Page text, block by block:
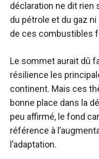
déclaration ne dit rien
du pétrole et du gaz
de ces combustibles
Le sommet aurait dû
résilience les
continent. Mais ces
bonne place dans la
peu affirmé, le fond
référence à
l’adaptation.